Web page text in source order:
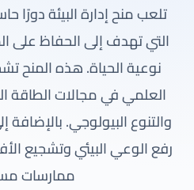
تلعب منح إدارة البيئة دورًا
التي تهدف إلى الحفاظ على
نوعية الحياة. هذه المنح
العلمي في مجالات الطاقة
والتنوع البيولوجي.
رفع الوعي البيئي وتشجيع
ممارسات